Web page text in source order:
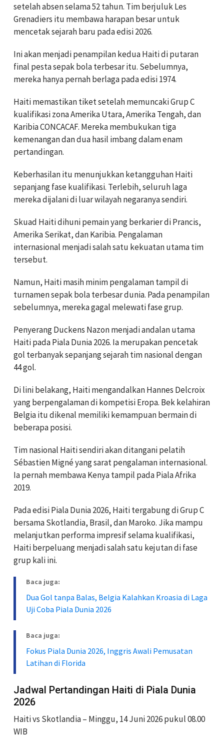
setelah absen selama 52 tahun. Tim berjuluk Les
Grenadiers itu membawa harapan besar untuk
mencetak sejarah baru pada edisi 2026.
Ini akan menjadi penampilan kedua Haiti di putaran
final pesta sepak bola terbesar itu. Sebelumnya,
mereka hanya pernah berlaga pada edisi 1974.
Haiti memastikan tiket setelah memuncaki Grup C
kualifikasi zona Amerika Utara, Amerika Tengah, dan
Karibia CONCACAF. Mereka membukukan tiga
kemenangan dan dua hasil imbang dalam enam
pertandingan.
Keberhasilan itu menunjukkan ketangguhan Haiti
sepanjang fase kualifikasi. Terlebih, seluruh laga
mereka dijalani di luar wilayah negaranya sendiri.
Skuad Haiti dihuni pemain yang berkarier di Prancis,
Amerika Serikat, dan Karibia. Pengalaman
internasional menjadi salah satu kekuatan utama tim
tersebut.
Namun, Haiti masih minim pengalaman tampil di
turnamen sepak bola terbesar dunia. Pada penampilan
sebelumnya, mereka gagal melewati fase grup.
Penyerang Duckens Nazon menjadi andalan utama
Haiti pada Piala Dunia 2026. Ia merupakan pencetak
gol terbanyak sepanjang sejarah tim nasional dengan
44 gol.
Di lini belakang, Haiti mengandalkan Hannes Delcroix
yang berpengalaman di kompetisi Eropa. Bek kelahiran
Belgia itu dikenal memiliki kemampuan bermain di
beberapa posisi.
Tim nasional Haiti sendiri akan ditangani pelatih
Sébastien Migné yang sarat pengalaman internasional.
Ia pernah membawa Kenya tampil pada Piala Afrika
2019.
Pada edisi Piala Dunia 2026, Haiti tergabung di Grup C
bersama Skotlandia, Brasil, dan Maroko. Jika mampu
melanjutkan performa impresif selama kualifikasi,
Haiti berpeluang menjadi salah satu kejutan di fase
grup kali ini.
Baca juga:
Dua Gol tanpa Balas, Belgia Kalahkan Kroasia di Laga
Uji Coba Piala Dunia 2026
Baca juga:
Fokus Piala Dunia 2026, Inggris Awali Pemusatan
Latihan di Florida
Jadwal Pertandingan Haiti di Piala Dunia
2026
Haiti vs Skotlandia – Minggu, 14 Juni 2026 pukul 08.00
WIB